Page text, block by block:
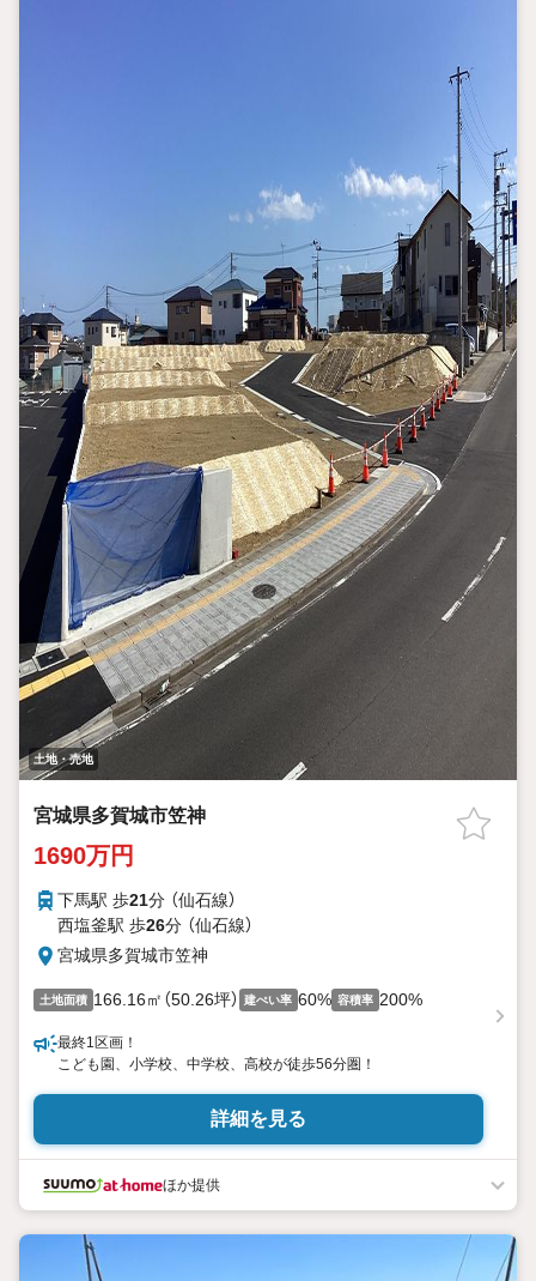
土地・売地
宮城県多賀城市笠神
1690万円
下馬駅 歩21分 （仙石線）
西塩釜駅 歩26分 （仙石線）
宮城県多賀城市笠神
土地面積 166.16㎡（50.26坪） 建ぺい率 60% 容積率 200%
最終1区画！
こども園、小学校、中学校、高校が徒歩56分圏！
詳細を見る
ほか提供